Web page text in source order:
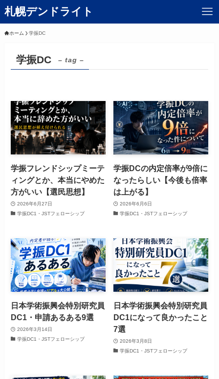
札幌デンドライト
ホーム 学振DC
学振DC – tag –
学振フレンドシップミーテ
ィングとか、本当にやめた
方がいい【選民思想】
2026年6月27日
学振DC1・JSTフェローシップ
学振DCの内定倍率が9倍に
なったらしい【今後も倍率
は上がる】
2026年6月6日
学振DC1・JSTフェローシップ
日本学術振興会特別研究員
DC1・申請あるある9選
2026年3月14日
学振DC1・JSTフェローシップ
日本学術振興会特別研究員
DC1になって良かったこと
7選
2026年3月8日
学振DC1・JSTフェローシップ